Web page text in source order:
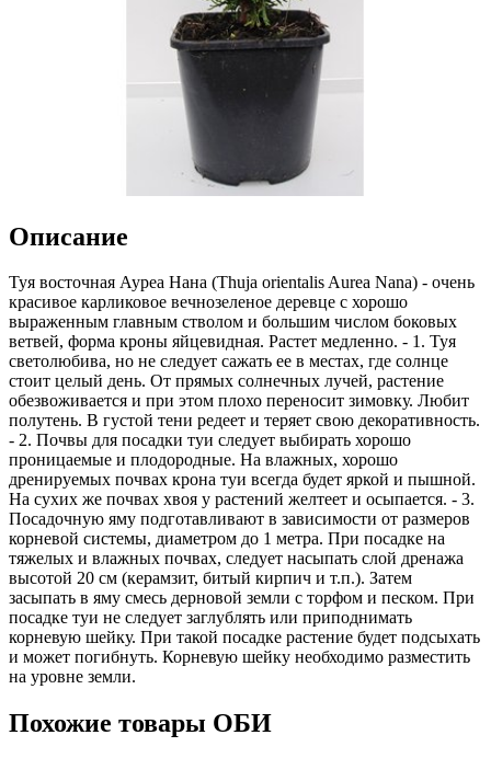
Описание
Туя восточная Ауреа Нана (Thuja orientalis Aurea Nana) - очень
красивое карликовое вечнозеленое деревце с хорошо
выраженным главным стволом и большим числом боковых
ветвей, форма кроны яйцевидная. Растет медленно. - 1. Туя
светолюбива, но не следует сажать ее в местах, где солнце
стоит целый день. От прямых солнечных лучей, растение
обезвоживается и при этом плохо переносит зимовку. Любит
полутень. В густой тени редеет и теряет свою декоративность.
- 2. Почвы для посадки туи следует выбирать хорошо
проницаемые и плодородные. На влажных, хорошо
дренируемых почвах крона туи всегда будет яркой и пышной.
На сухих же почвах хвоя у растений желтеет и осыпается. - 3.
Посадочную яму подготавливают в зависимости от размеров
корневой системы, диаметром до 1 метра. При посадке на
тяжелых и влажных почвах, следует насыпать слой дренажа
высотой 20 см (керамзит, битый кирпич и т.п.). Затем
засыпать в яму смесь дерновой земли с торфом и песком. При
посадке туи не следует заглублять или приподнимать
корневую шейку. При такой посадке растение будет подсыхать
и может погибнуть. Корневую шейку необходимо разместить
на уровне земли.
Похожие товары ОБИ